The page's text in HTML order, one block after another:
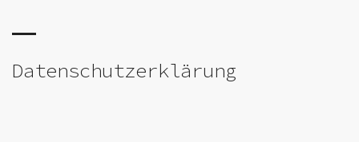
Datenschutzerklärung